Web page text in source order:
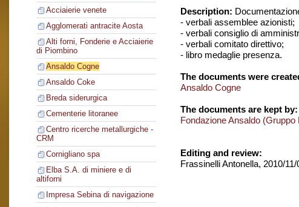
Acciaierie venete
Agglomerati antracite Aosta
Alti forni, Fonderie e Acciaierie
di Piombino
Ansaldo Cogne
Ansaldo Coke
Breda siderurgica
Cementerie litoranee
Centro ricerche metallurgiche -
CRM
Cornigliano spa
Elba S.A. di miniere e di
altiforni
Impresa Sebina di navigazione
Description:
- verbali assemblee azionisti;
- verbali consiglio di
- verbali comitato direttivo;
- libro medaglie presenza.
The documents were
Ansaldo Cogne
The documents are kept by:
Fondazione Ansaldo
Editing and review:
Frassinelli Antonella, 2010/